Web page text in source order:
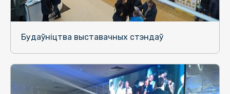
Будаўніцтва выставачных стэндаў